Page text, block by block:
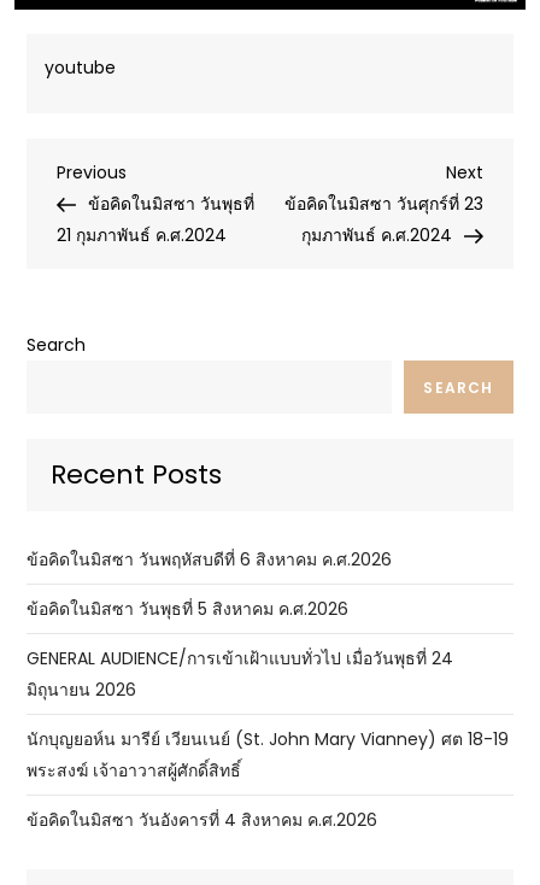
youtube
Post
navigation
Previous
Post
Previous
ข้อคิดในมิสซา วันพุธที่
21 กุมภาพันธ์ ค.ศ.2024
Next
Post
Next
ข้อคิดในมิสซา วันศุกร์ที่ 23
กุมภาพันธ์ ค.ศ.2024
Search
SEARCH
Recent Posts
ข้อคิดในมิสซา วันพฤหัสบดีที่ 6 สิงหาคม ค.ศ.2026
ข้อคิดในมิสซา วันพุธที่ 5 สิงหาคม ค.ศ.2026
GENERAL AUDIENCE/การเข้าเฝ้าแบบทั่วไป เมื่อวันพุธที่ 24
มิถุนายน 2026
นักบุญยอห์น มารีย์ เวียนเนย์ (St. John Mary Vianney) ศต 18-19
พระสงฆ์ เจ้าอาวาสผู้ศักดิ์สิทธิ์
ข้อคิดในมิสซา วันอังคารที่ 4 สิงหาคม ค.ศ.2026